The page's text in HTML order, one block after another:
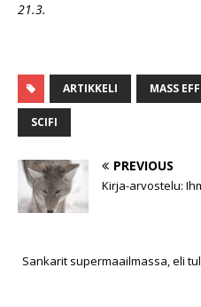
21.3.
ARTIKKELI MASS
SCIFI
PREVIOUS
Kirja-arvostelu:
Sankarit supermaailmassa, eli